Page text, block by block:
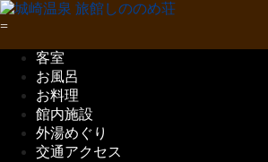
客室
お風呂
お料理
館内施設
外湯めぐり
交通アクセス